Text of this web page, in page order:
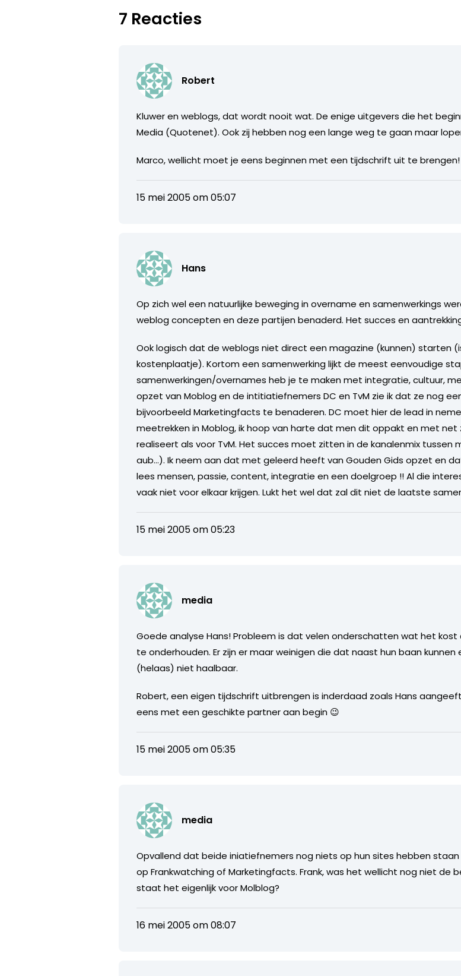
7 Reacties
Robert
Kluwer en weblogs, dat wordt nooit wat. De enige uitgevers die het
Media (Quotenet). Ook zij hebben nog een lange weg te gaan maar
Marco, wellicht moet je eens beginnen met een tijdschrift uit te brengen!
15 mei 2005 om 05:07
Hans
Op zich wel een natuurlijke beweging in overname en samenwerkings
weblog concepten en deze partijen benaderd. Het succes en
Ook logisch dat de weblogs niet direct een magazine (kunnen) starten
kostenplaatje). Kortom een samenwerking lijkt de meest eenvoudige
samenwerkingen/overnames heb je te maken met integratie, cultuur,
opzet van Moblog en de intitiatiefnemers DC en TvM zie ik dat ze nog
bijvoorbeeld Marketingfacts te benaderen. DC moet hier de lead in
meetrekken in Moblog, ik hoop van harte dat men dit oppakt en met
realiseert als voor TvM. Het succes moet zitten in de kanalenmix
aub…). Ik neem aan dat met geleerd heeft van Gouden Gids opzet en
lees mensen, passie, content, integratie en een doelgroep !! Al die
vaak niet voor elkaar krijgen. Lukt het wel dat zal dit niet de laatste
15 mei 2005 om 05:23
media
Goede analyse Hans! Probleem is dat velen onderschatten wat het
te onderhouden. Er zijn er maar weinigen die dat naast hun baan
(helaas) niet haalbaar.
Robert, een eigen tijdschrift uitbrengen is inderdaad zoals Hans
eens met een geschikte partner aan begin 😉
15 mei 2005 om 05:35
media
Opvallend dat beide iniatiefnemers nog niets op hun sites hebben
op Frankwatching of Marketingfacts. Frank, was het wellicht nog niet de
staat het eigenlijk voor Molblog?
16 mei 2005 om 08:07